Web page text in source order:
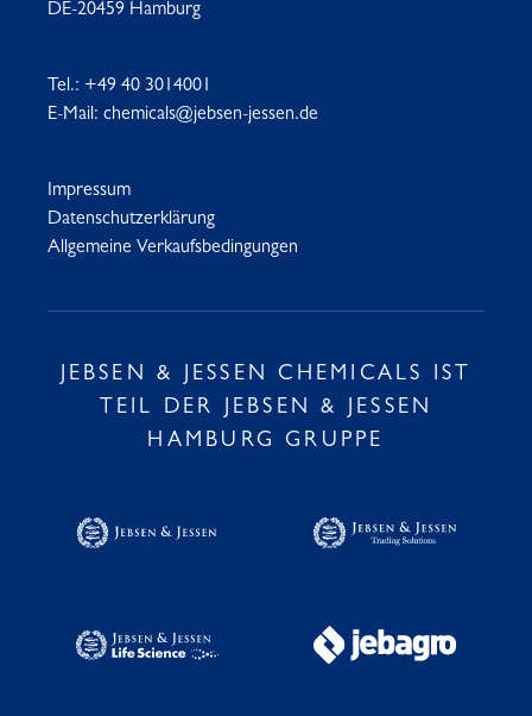
DE-20459 Hamburg
Tel.: +49 40 3014001
E-Mail: chemicals@jebsen-jessen.de
Impressum
Datenschutzerklärung
Allgemeine Verkaufsbedingungen
JEBSEN & JESSEN CHEMICALS IST
TEIL DER JEBSEN & JESSEN
HAMBURG GRUPPE